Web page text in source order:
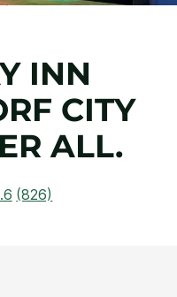
INN
CITY
ALL.
Đọc
(826)